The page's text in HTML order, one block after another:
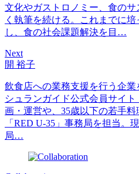
文化やガストロノミー、食の
く執筆を続ける。これまでに
し、食の社会課題解決を目…
Next
開 裕子
飲食店への業務支援を行う企業
シュランガイド公式会員サイ
画・運営や、35歳以下の若手
「RED U-35」事務局を担当。
局…